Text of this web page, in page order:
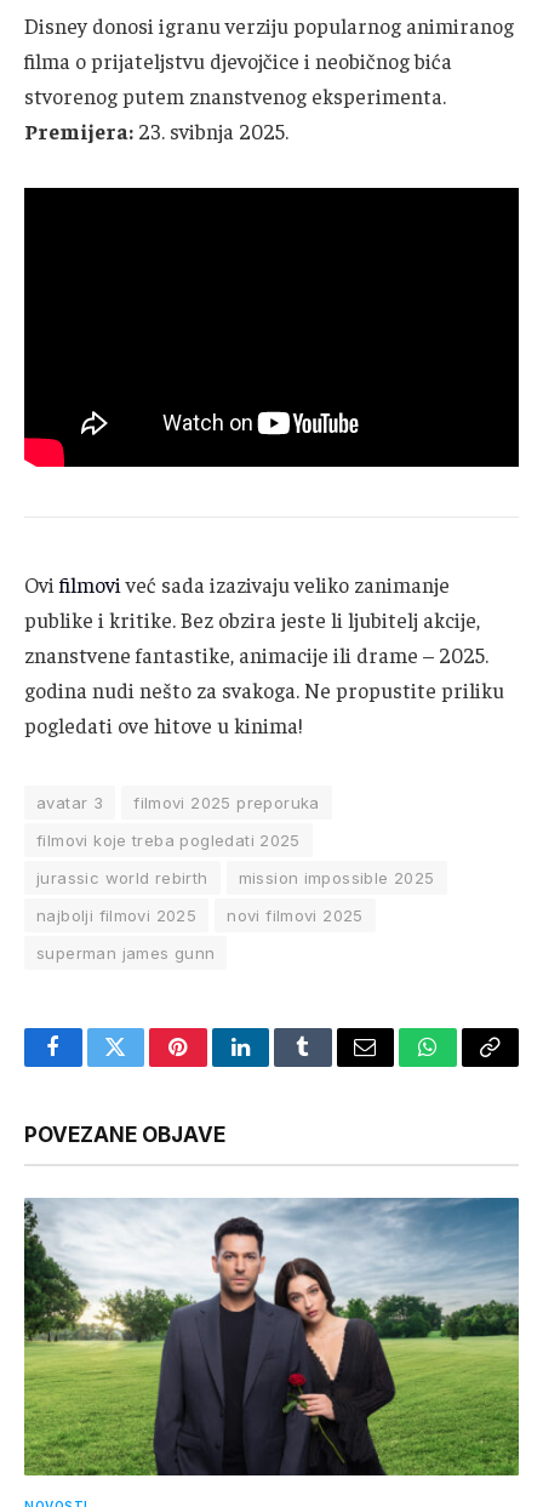
Disney donosi igranu verziju popularnog animiranog
filma o prijateljstvu djevojčice i neobičnog bića
stvorenog putem znanstvenog eksperimenta.
Premijera: 23. svibnja 2025.
Ovi filmovi već sada izazivaju veliko zanimanje
publike i kritike. Bez obzira jeste li ljubitelj akcije,
znanstvene fantastike, animacije ili drame – 2025.
godina nudi nešto za svakoga. Ne propustite priliku
pogledati ove hitove u kinima!
avatar 3
filmovi 2025 preporuka
filmovi koje treba pogledati 2025
jurassic world rebirth
mission impossible 2025
najbolji filmovi 2025
novi filmovi 2025
superman james gunn
FacebookTwitterPinterestLinkedInTumblrEmail WhatsApp
Copy
POVEZANE OBJAVE